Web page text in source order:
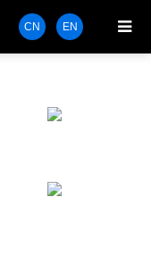
CN EN